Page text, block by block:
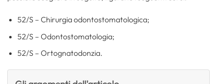
52/S – Chirurgia odontostomatologica;
52/S – Odontostomatologia;
52/S – Ortognatodonzia.